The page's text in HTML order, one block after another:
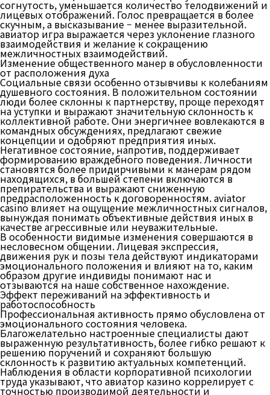
согнутость, уменьшается количество телодвижений и
лицевых отображений. Голос превращается в более
скучным, а высказывание – менее выразительной.
авиатор игра выражается через уклонение глазного
взаимодействия и желание к сокращению
межличностных взаимодействий.
Изменение общественного манер в обусловленности
от расположения духа
Социальные связи особенно отзывчивы к колебаниям
душевного состояния. В положительном состоянии
люди более склонны к партнерству, проще переходят
на уступки и выражают значительную склонность к
коллективной работе. Они энергичнее вовлекаются в
командных обсуждениях, предлагают свежие
концепции и одобряют предприятия иных.
Негативное состояние, напротив, поддерживает
формированию враждебного поведения. Личности
становятся более придирчивыми к манерам рядом
находящихся, в большей степени включаются в
препирательства и выражают сниженную
предрасположенность к договоренностям. aviator
casino влияет на ощущение межличностных сигналов,
вынуждая понимать объективные действия иных в
качестве агрессивные или неуважительные.
В особенности видимые изменения совершаются в
несловесном общении. Лицевая экспрессия,
движения рук и позы тела действуют индикаторами
эмоционального положения и влияют на то, каким
образом другие индивиды понимают нас и
отзываются на наше собственное нахождение.
Эффект переживаний на эффективность и
работоспособность
Профессиональная активность прямо обусловлена от
эмоционального состояния человека.
Благожелательно настроенные специалисты дают
выраженную результативность, более гибко решают к
решению поручений и сохраняют большую
склонность к развитию актуальных компетенций.
Наблюдения в области корпоративной психологии
труда указывают, что авиатор казино коррелирует с
точностью производимой деятельности и